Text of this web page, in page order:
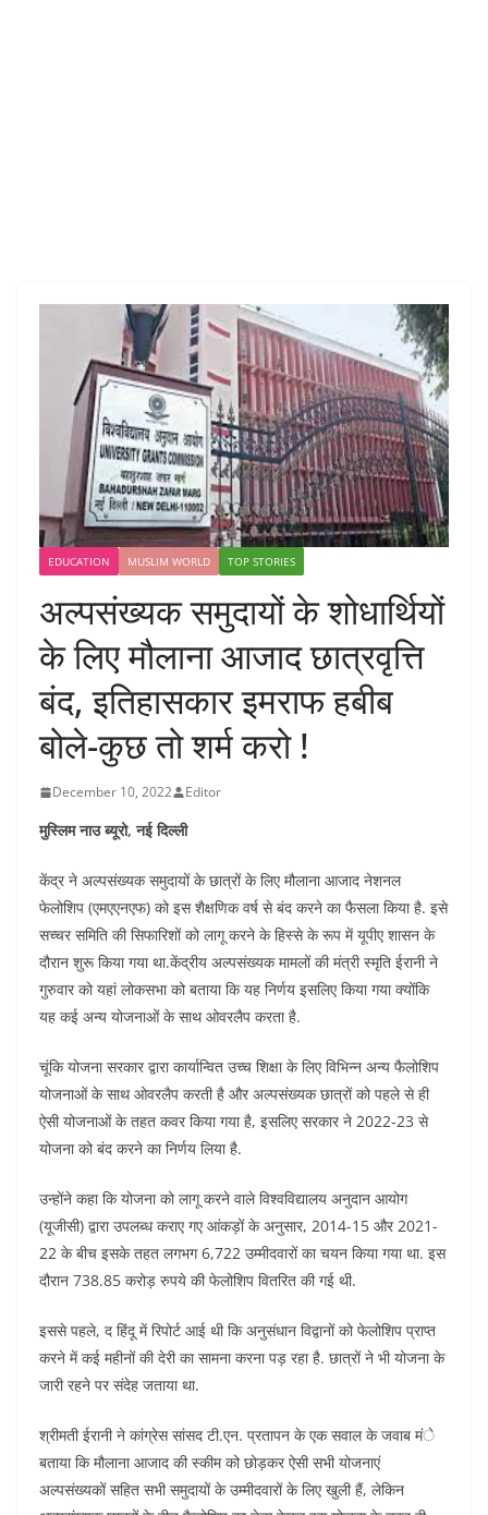
EDUCATION MUSLIM WORLD TOP STORIES
अल्पसंख्यक समुदायों के शोधार्थियों
के लिए मौलाना आजाद छात्रवृत्ति
बंद, इतिहासकार इमराफ हबीब
बोले-कुछ तो शर्म करो !
December 10, 2022 Editor
मुस्लिम नाउ ब्यूरो, नई दिल्ली
केंद्र ने अल्पसंख्यक समुदायों के छात्रों के लिए मौलाना आजाद नेशनल
फेलोशिप (एमएएनएफ) को इस शैक्षणिक वर्ष से बंद करने का फैसला किया है. इसे
सच्चर समिति की सिफारिशों को लागू करने के हिस्से के रूप में यूपीए शासन के
दौरान शुरू किया गया था.केंद्रीय अल्पसंख्यक मामलों की मंत्री स्मृति ईरानी ने
गुरुवार को यहां लोकसभा को बताया कि यह निर्णय इसलिए किया गया क्योंकि
यह कई अन्य योजनाओं के साथ ओवरलैप करता है.
चूंकि योजना सरकार द्वारा कार्यान्वित उच्च शिक्षा के लिए विभिन्न अन्य फैलोशिप
योजनाओं के साथ ओवरलैप करती है और अल्पसंख्यक छात्रों को पहले से ही
ऐसी योजनाओं के तहत कवर किया गया है, इसलिए सरकार ने 2022-23 से
योजना को बंद करने का निर्णय लिया है.
उन्होंने कहा कि योजना को लागू करने वाले विश्वविद्यालय अनुदान आयोग
(यूजीसी) द्वारा उपलब्ध कराए गए आंकड़ों के अनुसार, 2014-15 और 2021-
22 के बीच इसके तहत लगभग 6,722 उम्मीदवारों का चयन किया गया था. इस
दौरान 738.85 करोड़ रुपये की फेलोशिप वितरित की गई थी.
इससे पहले, द हिंदू में रिपोर्ट आई थी कि अनुसंधान विद्वानों को फेलोशिप प्राप्त
करने में कई महीनों की देरी का सामना करना पड़ रहा है. छात्रों ने भी योजना के
जारी रहने पर संदेह जताया था.
श्रीमती ईरानी ने कांग्रेस सांसद टी.एन. प्रतापन के एक सवाल के जवाब मंे
बताया कि मौलाना आजाद की स्कीम को छोड़कर ऐसी सभी योजनाएं
अल्पसंख्यकों सहित सभी समुदायों के उम्मीदवारों के लिए खुली हैं, लेकिन